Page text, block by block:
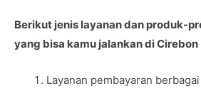
Berikut jenis layanan dan produk-
yang bisa kamu jalankan di Cirebon
Layanan pembayaran